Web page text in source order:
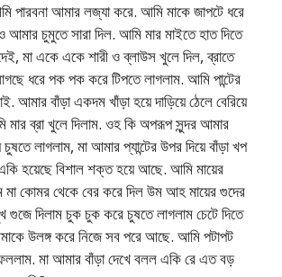
আমার লজ্যা করে. আমি মাকে জাপটে ধরে
আমার চুমুতে সারা দিল. আমি মার মাইতে হাত দিতে
মা একে একে শারী ও ব্লাউস খুলে দিল, ব্রাতে
ধরে পক পক করে টিপতে লাগলাম. আমি পান্টের
আমার বাঁড়া একদম খাঁড়া হয়ে দাড়িয়ে ঠেলে বেরিয়ে
ব্রা খুলে দিলাম. ওহ কি অপরূপ সুন্দর আমার
লাগলাম, মা আমার প্যান্টের উপর দিয়ে বাঁড়া খপ
হয়েছে বিশাল শক্ত হয়ে আছে. আমি মায়ের
মা কোমর থেকে বের করে দিল উম আহ মায়ের গুদের
গুজে দিলাম চুক চুক করে চুষতে লাগলাম চেটে দিতে
উলঙ্গ করে নিজে সব পরে আছে. আমি পটাপট
মা আমার বাঁড়া দেখে বলল একি রে এত বড়